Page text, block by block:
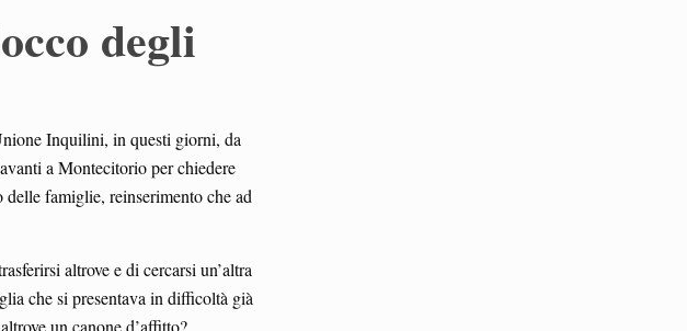
degli
Inquilini, in questi giorni, da
a Montecitorio per chiedere
famiglie, reinserimento che ad
altrove e di cercarsi un’altra
che si presentava in difficoltà già
un canone d’affitto?